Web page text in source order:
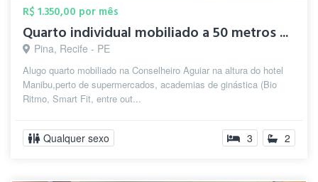
R$ 1.350,00 por mês
Quarto individual mobiliado a 50 metros ...
Pina, Recife - PE
Alugo quarto mobiliado na Conselheiro Aguiar na altura do hotel
Manibu,perto de supermercados, academias de ginástica (Bio
Ritmo, Smart Fit, entre out...
Qualquer sexo 3 2